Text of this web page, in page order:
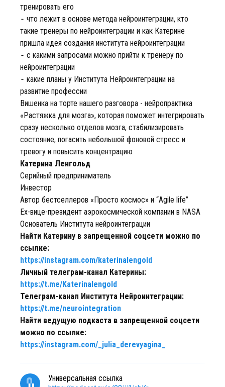
тренировать его
⁃ что лежит в основе метода нейроинтеграции, кто
такие тренеры по нейроинтеграции и как Катерине
пришла идея создания института нейроинтеграции
⁃ с какими запросами можно прийти к тренеру по
нейроинтеграции
⁃ какие планы у Института Нейроинтеграции на
развитие профессии
Вишенка на торте нашего разговора - нейропрактика
«Растяжка для мозга», которая поможет интегрировать
сразу несколько отделов мозга, стабилизировать
состояние, погасить небольшой фоновой стресс и
тревогу и повысить концентрацию
Катерина Ленгольд
Серийный предприниматель
Инвестор
Автор бестселлеров «Просто космос» и “Agile life”
Ex-вице-президент аэрокосмической компании в NASA
Основатель Института нейроинтеграции
Найти Катерину в запрещенной соцсети можно по
ссылке:
https://instagram.com/katerinalengold
Личный телеграм-канал Катерины:
https://t.me/Katerinalengold
Телеграм-канал Института Нейроинтеграции:
https://t.me/neurointegration
Найти ведущую подкаста в запрещенной соцсети
можно по ссылке:
https://instagram.com/_julia_derevyagina_
Универсальная ссылка